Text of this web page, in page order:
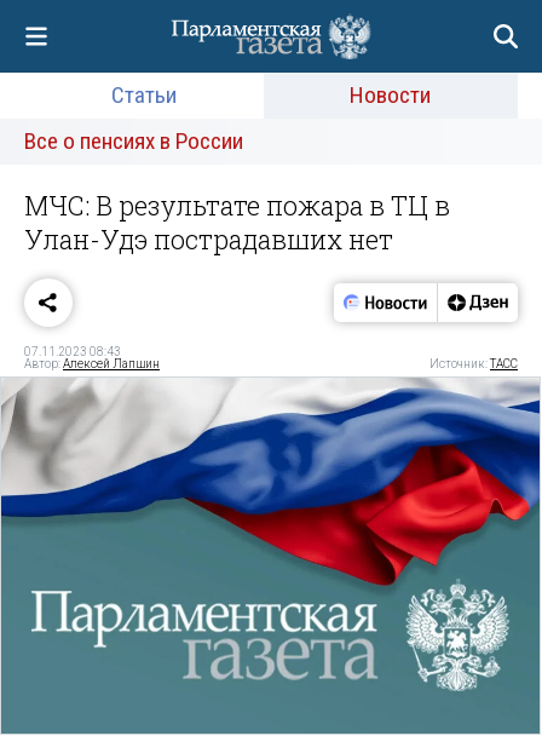
Статьи
Новости
Все о пенсиях в России
МЧС: В результате пожара в ТЦ в
Улан-Удэ пострадавших нет
07.11.2023 08:43
Автор:Алексей Лапшин Источник:ТАСС